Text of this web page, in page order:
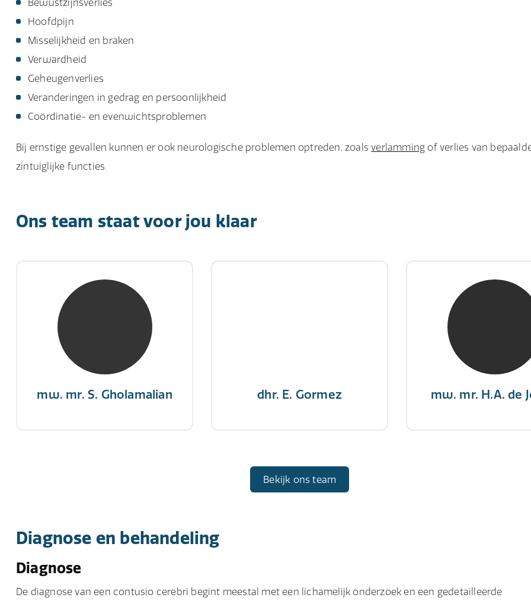
Bewustzijnsverlies
Hoofdpijn
Misselijkheid en braken
Verwardheid
Geheugenverlies
Veranderingen in gedrag en persoonlijkheid
Coördinatie- en evenwichtsproblemen
Bij ernstige gevallen kunnen er ook neurologische problemen optreden, zoalsverlamming of verlies van
zintuiglijke functies.
Ons team staat voor jou klaar
mw. mr. S. Gholamalian
mw. mr. S. Gholamalian
NIVRE Register-Expert
“Als je de richting van de wind
niet kunt veranderen, verander
dan de stand van je zeilen.”
dhr. E. Gormez mw. mr. H.A. de
mw. mr. H.A. de
NIVRE Register-
"There is no elevator
you need to take the
Bekijk ons team
Diagnose en behandeling
Diagnose
De diagnose van een contusio cerebri begint meestal met een lichamelijk onderzoek en een gedetailleerde